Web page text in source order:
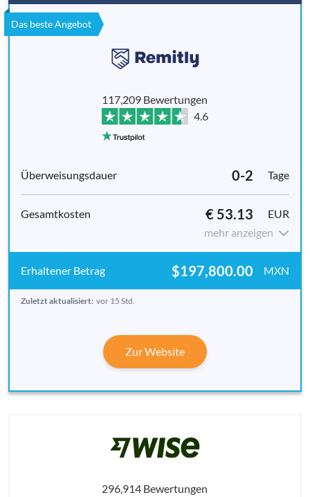
Das beste Angebot
117,209 Bewertungen
4.6
0-2 Tage
€ 53.13
EUR
mehr anzeigen
$197,800.00 MXN
Zuletzt aktualisiert: vor 15 Std.
Zur Website
296,914 Bewertungen